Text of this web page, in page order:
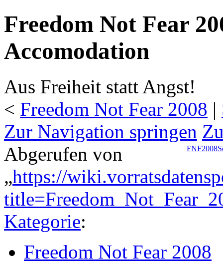
Freedom Not Fear
Accomodation
Aus Freiheit statt Angst!
< Freedom Not Fear 2008 ‎ |
Zur Navigation springen
FNF2008
Abgerufen von
„https://
Kategorie:
Freedom Not Fear 2008